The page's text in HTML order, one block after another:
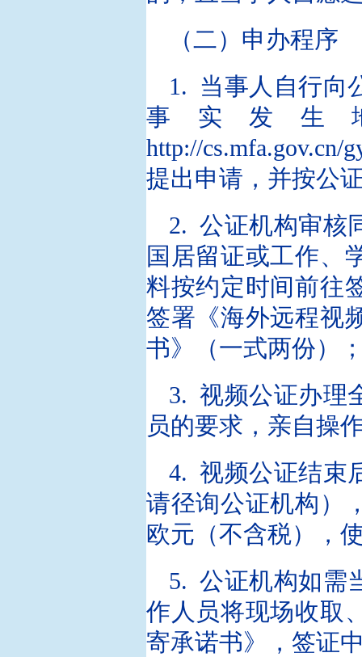
（二）申办程序
1. 当事人自行向
事实发生
http://cs.mfa.gov.cn/
提出申请，并按公
2. 公证机构审核
国居留证或工作、
料按约定时间前往
签署《海外远程视
书》（一式两份）
3. 视频公证办理
员的要求，亲自操
4. 视频公证结束
请径询公证机构）
欧元（不含税），
5. 公证机构如需
作人员将现场收取
寄承诺书》，签证